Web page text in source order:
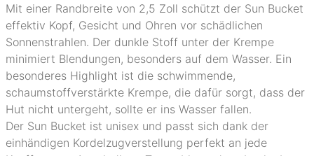
Mit einer Randbreite von 2,5 Zoll schützt der Sun Bucket
effektiv Kopf, Gesicht und Ohren vor schädlichen
Sonnenstrahlen. Der dunkle Stoff unter der Krempe
minimiert Blendungen, besonders auf dem Wasser. Ein
besonderes Highlight ist die schwimmende,
schaumstoffverstärkte Krempe, die dafür sorgt, dass der
Hut nicht untergeht, sollte er ins Wasser fallen.
Der Sun Bucket ist unisex und passt sich dank der
einhändigen Kordelzugverstellung perfekt an jede